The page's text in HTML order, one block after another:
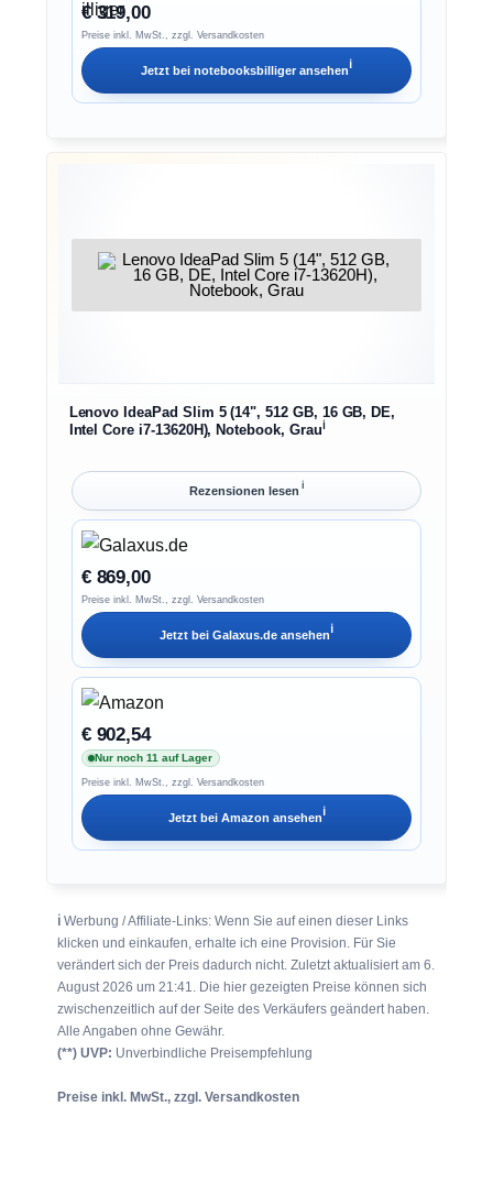
€ 319,00
Preise inkl. MwSt., zzgl. Versandkosten
Jetzt bei notebooksbilligeransehenℹ︎
Lenovo IdeaPad Slim 5 (14", 512 GB, 16 GB, DE,
Intel Core i7-13620H), Notebook, Grauℹ︎
Rezensionen lesen ℹ︎
€ 869,00
Preise inkl. MwSt., zzgl. Versandkosten
Jetzt bei Galaxus.de ansehenℹ︎
€ 902,54
Nur noch 11 auf Lager
Preise inkl. MwSt., zzgl. Versandkosten
Jetzt bei Amazon ansehenℹ︎
ℹ︎Werbung / Affiliate-Links: Wenn Sie auf einen dieser Links
klicken und einkaufen, erhalte ich eine Provision. Für Sie
verändert sich der Preis dadurch nicht. Zuletzt aktualisiert am 6.
August 2026 um 21:41. Die hier gezeigten Preise können sich
zwischenzeitlich auf der Seite des Verkäufers geändert haben.
Alle Angaben ohne Gewähr.
(**) UVP: Unverbindliche Preisempfehlung
Preise inkl. MwSt., zzgl. Versandkosten